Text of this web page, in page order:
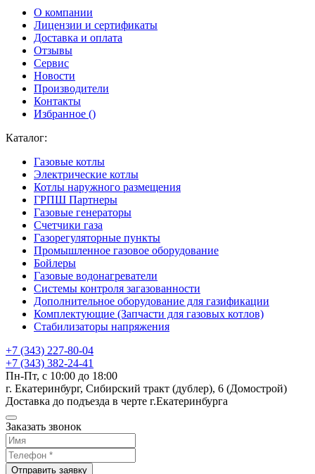
О компании
Лицензии и сертификаты
Доставка и оплата
Отзывы
Сервис
Новости
Производители
Контакты
Избранное ()
Каталог:
Газовые котлы
Электрические котлы
Котлы наружного размещения
ГРПШ Партнеры
Газовые генераторы
Счетчики газа
Газорегуляторные пункты
Промышленное газовое оборудование
Бойлеры
Газовые водонагреватели
Системы контроля загазованности
Дополнительное оборудование для газификации
Комплектующие (Запчасти для газовых котлов)
Стабилизаторы напряжения
+7 (343) 227-80-04
+7 (343) 382-24-41
Пн-Пт, с 10:00 до 18:00
г. Екатеринбург, Сибирский тракт (дублер), 6 (Домострой)
Доставка до подъезда в черте г.Екатеринбурга
Заказать звонок
Отправить заявку